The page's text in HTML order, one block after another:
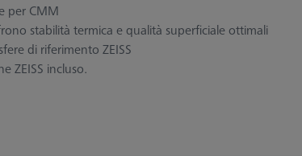
per CMM
stabilità termica e qualità superficiale ottimali
di riferimento ZEISS
ZEISS incluso.